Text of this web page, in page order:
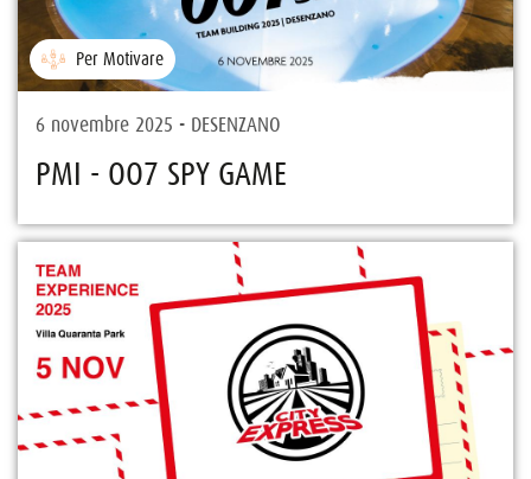
Per Motivare
6 novembre 2025 - DESENZANO
PMI - OO7 SPY GAME